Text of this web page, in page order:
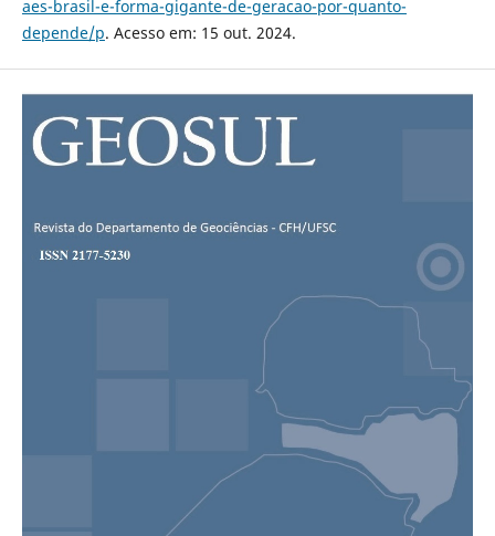
aes-brasil-e-forma-gigante-de-geracao-por-quanto-
depende/p. Acesso em: 15 out. 2024.